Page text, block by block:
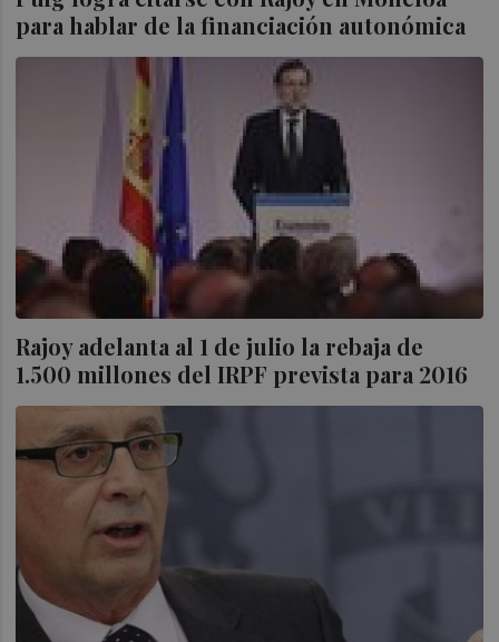
para hablar de la financiación autonómica
Rajoy adelanta al 1 de julio la rebaja de
1.500 millones del IRPF prevista para 2016